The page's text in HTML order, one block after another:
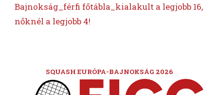
Bajnokság_férfi főtábla_kialakult a legjobb 16,
nőknél a legjobb 4!
SQUASH EURÓPA-BAJNOKSÁG 2026